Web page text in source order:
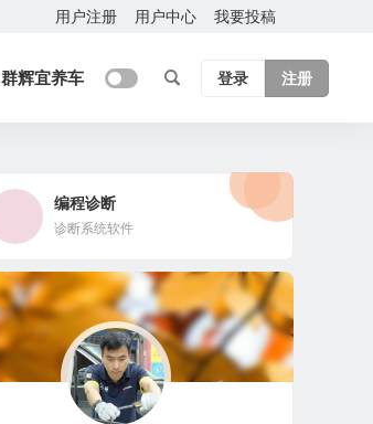
用户注册 用户中心 我要投稿
群辉宜养车 登录 注册
编程诊断
诊断系统软件